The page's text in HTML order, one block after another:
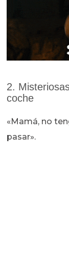
2.
coche
«Mamá, no
pasar».